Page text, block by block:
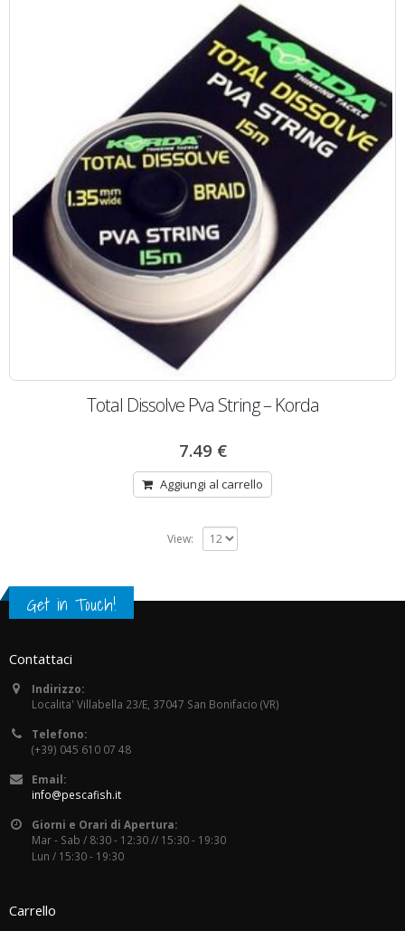
Total Dissolve Pva String – Korda
7.49 €
Aggiungi al carrello
View:
Get in Touch!
Contattaci
Indirizzo:
Localita' Villabella 23/E, 37047 San Bonifacio (VR)
Telefono:
(+39) 045 610 07 48
Email:
info@pescafish.it
Giorni e Orari di Apertura:
Mar - Sab / 8:30 - 12:30 // 15:30 - 19:30
Lun / 15:30 - 19:30
Carrello